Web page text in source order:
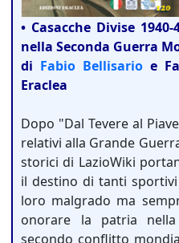
• Casacche Divise
nella Seconda Guerra
di Fabio Bellisarioe
Eraclea
Dopo "Dal Tevere al
relativi alla Grande
storici di LazioWiki
il destino di tanti sportivi
loro malgrado ma
onorare la patria
secondo conflitto